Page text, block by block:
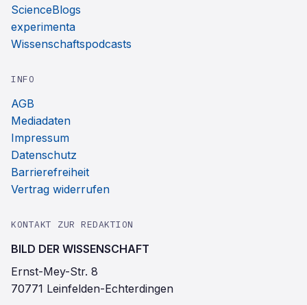
ScienceBlogs
experimenta
Wissenschaftspodcasts
INFO
AGB
Mediadaten
Impressum
Datenschutz
Barrierefreiheit
Vertrag widerrufen
KONTAKT ZUR REDAKTION
BILD DER WISSENSCHAFT
Ernst-Mey-Str. 8
70771 Leinfelden-Echterdingen